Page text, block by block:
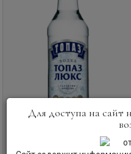
Топаз, Люкс, 0.5 л.
Для доступа на сайт